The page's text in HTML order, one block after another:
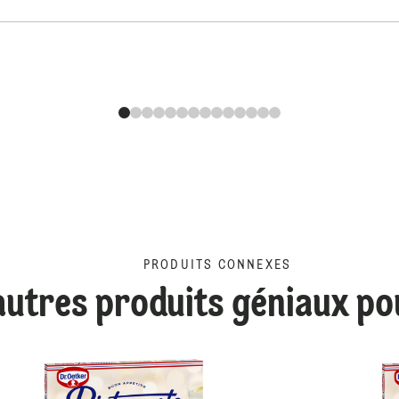
PRODUITS CONNEXES
produits géniaux
Ristorante Prosciutto-